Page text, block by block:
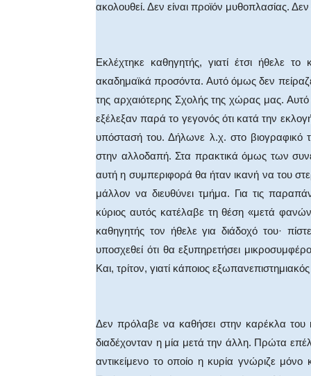
ακολουθεί. Δεν είναι προϊόν μυθοπλασίας. Δεν
Εκλέχτηκε καθηγητής, γιατί έτσι ήθελε
ακαδημαϊκά προσόντα. Αυτό όμως δεν
της αρχαιότερης Σχολής της χώρας μας. Αυτό
εξέλεξαν παρά το γεγονός ότι κατά την
υπόστασή του. Δήλωνε λ.χ. στο βιογραφικό
στην αλλοδαπή. Στα πρακτικά όμως των
αυτή η συμπεριφορά θα ήταν ικανή να του
μάλλον να διευθύνει τμήμα. Για τις
κύριος αυτός κατέλαβε τη θέση «μετά
καθηγητής τον ήθελε για διάδοχό του·
υποσχεθεί ότι θα εξυπηρετήσει
Και, τρίτον, γιατί κάποιος
Δεν πρόλαβε να καθήσει στην καρέκλα του
διαδέχονταν η μία μετά την άλλη. Πρώτα
αντικείμενο το οποίο η κυρία γνώριζε